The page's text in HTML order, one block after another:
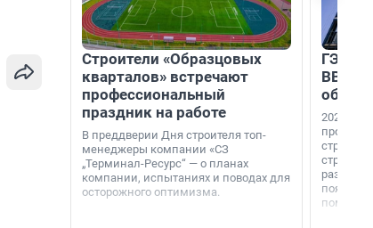
Строители «Образцовых
кварталов» встречают
профессиональный
праздник на работе
В преддверии Дня строителя топ-
менеджеры компании «СЗ
„Терминал-Ресурс“ — о планах
компании, испытаниях и поводах для
осторожного оптимизма.
ГЭС,
ВВП: в
об
2026-й —
раз. В